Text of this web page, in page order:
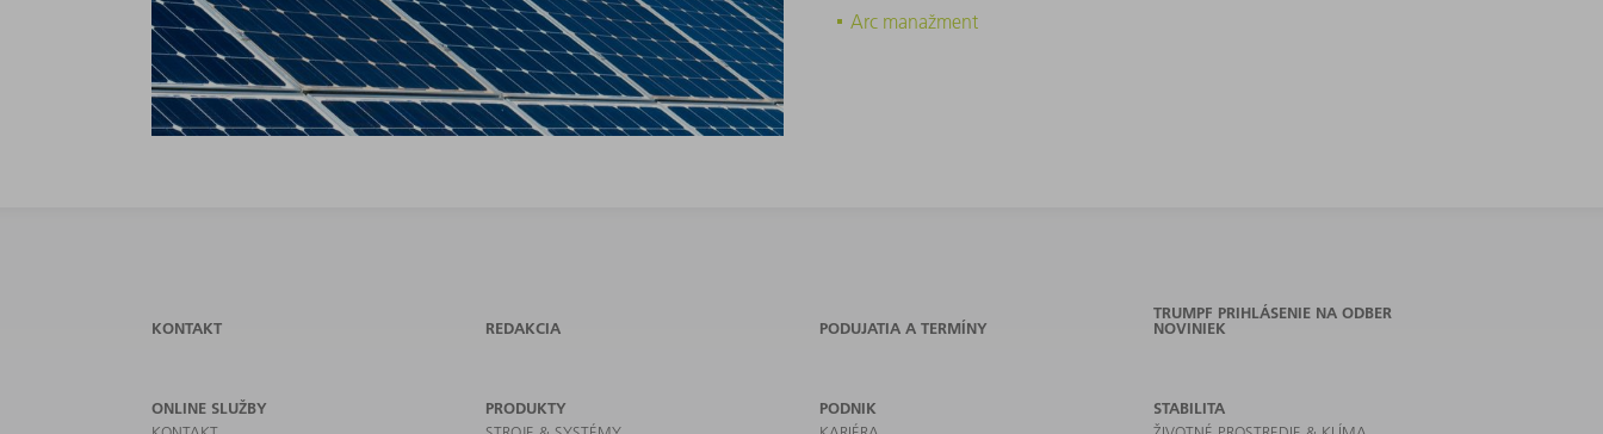
Arc manažment
KONTAKT REDAKCIA PODUJATIA A TERMÍNY
TRUMPF PRIHLÁSENIE NA ODBER
NOVINIEK
ONLINE SLUŽBY
PRODUKTY
PODNIK
STABILITA